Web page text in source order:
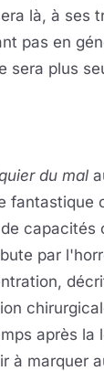
là, à ses
pas en
sera plus
du mal
fantastique
capacités
par
après la
à marquer